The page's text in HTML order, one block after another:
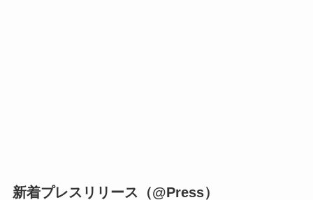
新着プレスリリース（@Press）